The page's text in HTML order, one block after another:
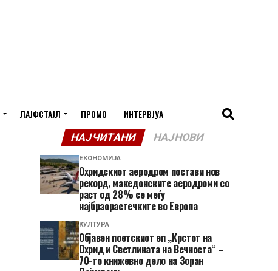
ЛАЈФСТАЈЛ ПРОМО ИНТЕРВЈУА
НАЈЧИТАНИ НАЈНОВИ
ЕКОНОМИЈА
Охридскиот аеродром постави нов
рекорд, македонските аеродроми со
раст од 28% се меѓу
најбрзорастечките во Европа
КУЛТУРА
Објавен поетскиот еп „Крстот на
Охрид и Светлината на Вечноста“ –
70-то книжевно дело на Зоран